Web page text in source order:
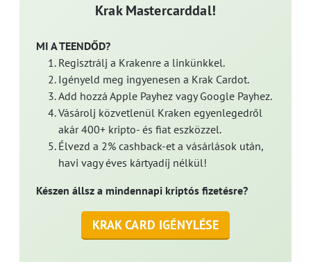
Krak Mastercarddal!
MI A TEENDŐD?
Regisztrálj a Krakenre a linkünkkel.
Igényeld meg ingyenesen a Krak Cardot.
Add hozzá Apple Payhez vagy Google Payhez.
Vásárolj közvetlenül Kraken egyenlegedről
akár 400+ kripto- és fiat eszközzel.
Élvezd a 2% cashback-et a vásárlások után,
havi vagy éves kártyadíj nélkül!
Készen állsz a mindennapi kriptós fizetésre?
KRAK CARD IGÉNYLÉSE